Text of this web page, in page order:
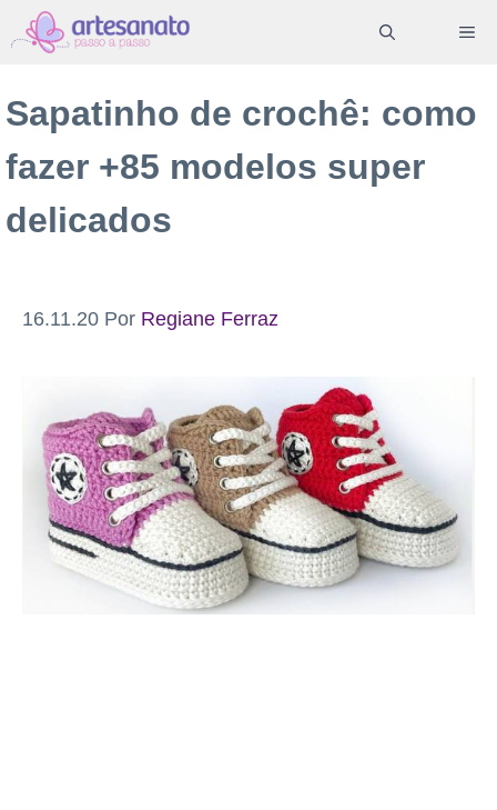
Pular
para
conteúdo
Sapatinho de crochê: como
fazer +85 modelos super
delicados
16.11.20 Por Regiane Ferraz